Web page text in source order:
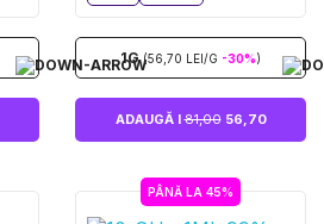
1G(56,70 LEI/G -30%)
ADAUGĂ I81,0056,70
PÂNĂ LA 45%